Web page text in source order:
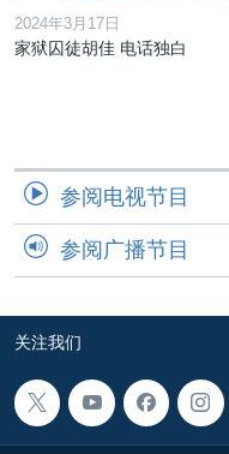
2024年3月17日
家狱囚徒胡佳 电话独白
参阅电视节目
参阅广播节目
关注我们